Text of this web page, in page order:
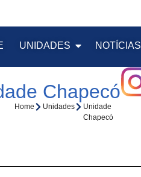
UNIDADES NOTÍCIAS
Chapecó
Home Unidades
Unidade
Chapecó